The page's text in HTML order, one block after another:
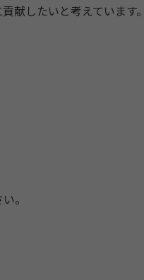
献したいと考えています。
。